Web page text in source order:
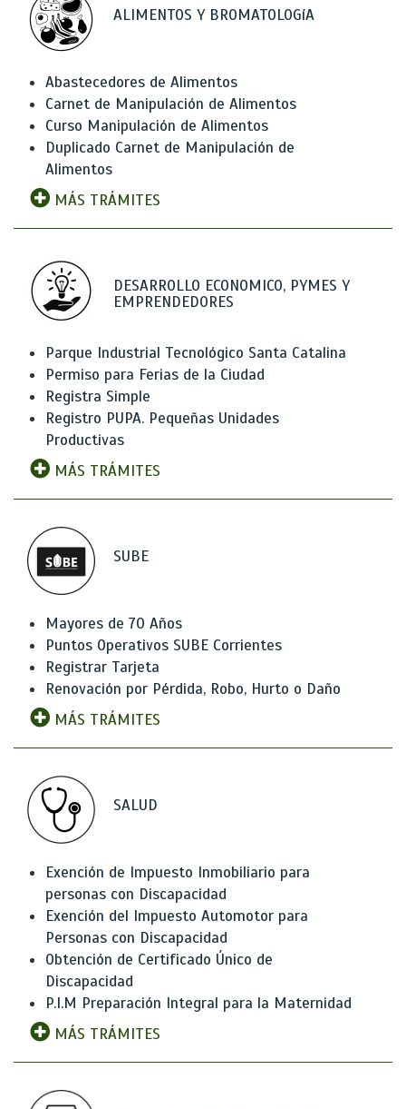
ALIMENTOS Y BROMATOLOGíA
Abastecedores de Alimentos
Carnet de Manipulación de Alimentos
Curso Manipulación de Alimentos
Duplicado Carnet de Manipulación de
Alimentos
MÁS TRÁMITES
DESARROLLO ECONOMICO, PYMES Y
EMPRENDEDORES
Parque Industrial Tecnológico Santa Catalina
Permiso para Ferias de la Ciudad
Registra Simple
Registro PUPA. Pequeñas Unidades
Productivas
MÁS TRÁMITES
SUBE
Mayores de 70 Años
Puntos Operativos SUBE Corrientes
Registrar Tarjeta
Renovación por Pérdida, Robo, Hurto o Daño
MÁS TRÁMITES
SALUD
Exención de Impuesto Inmobiliario para
personas con Discapacidad
Exención del Impuesto Automotor para
Personas con Discapacidad
Obtención de Certificado Único de
Discapacidad
P.I.M Preparación Integral para la Maternidad
MÁS TRÁMITES